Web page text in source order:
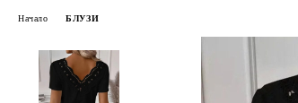
Начало БЛУЗИ